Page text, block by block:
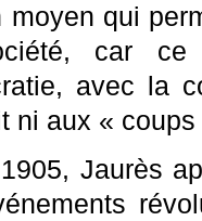
moyen qui
car ce
avec la
ni aux «
Jaurès